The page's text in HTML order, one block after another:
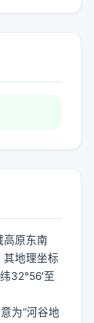
高原东南
其地理坐标
32°56′至
为“河谷地